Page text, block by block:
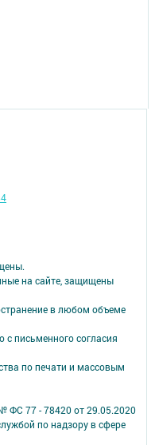
на сайте, защищены
в любом объеме
письменного согласия
по печати и массовым
ФС 77 - 78420 от 29.05.2020
по надзору в сфере